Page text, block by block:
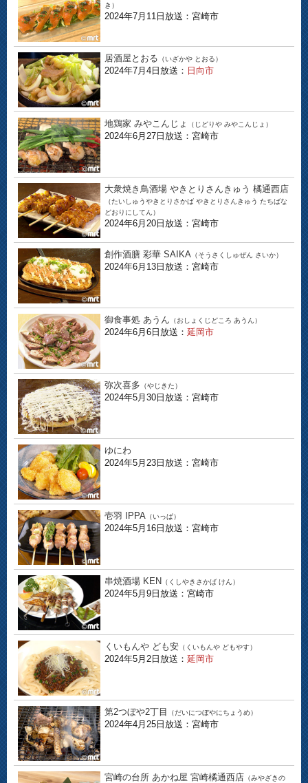
き）
2024年7月11日放送：宮崎市
居酒屋とおる （いざかや とおる）
2024年7月4日放送： 日向市
地鶏家 みやこんじょ （じどりや みやこんじょ）
2024年6月27日放送：宮崎市
大衆焼き鳥酒場 やきとりさんきゅう 橘通西店
（たいしゅうやきとりさかば やきとりさんきゅう たちばな
どおりにしてん）
2024年6月20日放送：宮崎市
創作酒膳 彩華 SAIKA （そうさくしゅぜん さいか）
2024年6月13日放送：宮崎市
御食事処 あうん （おしょくじどころ あうん）
2024年6月6日放送： 延岡市
弥次喜多 （やじきた）
2024年5月30日放送：宮崎市
ゆにわ
2024年5月23日放送：宮崎市
壱羽 IPPA （いっぱ）
2024年5月16日放送：宮崎市
串焼酒場 KEN （くしやきさかば けん）
2024年5月9日放送：宮崎市
くいもんや ども安 （くいもんや どもやす）
2024年5月2日放送： 延岡市
第2つぼや2丁目 （だいにつぼやにちょうめ）
2024年4月25日放送：宮崎市
宮崎の台所 あかね屋 宮崎橘通西店 （みやざきの